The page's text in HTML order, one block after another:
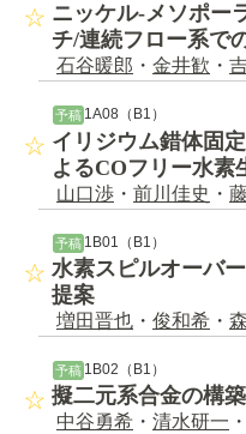
ニッケル-メソポー
チ/連続フロー系で
石谷暖郎 ・ 金井歓 ・
予稿 1A08（B1）
イリジウム錯体固
よるCOフリー水素
山口渉 ・ 前川佳史 ・
予稿1B01（B1）
水素スピルオーバ
提案
増田晋也 ・ 俊和希 ・
予稿 1B02（B1）
擬二元系合金の構
中谷勇希 ・ 清水研一 ・